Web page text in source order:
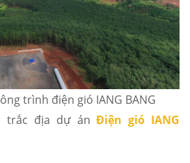
trình điện gió IANG BANG
trắc địa dự ánĐiện gió IANG